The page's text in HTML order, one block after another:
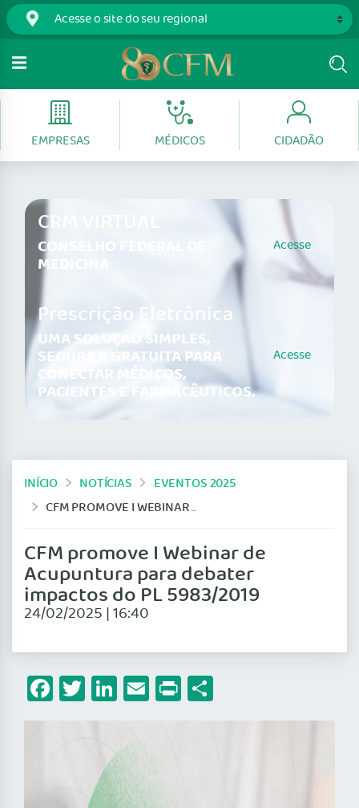
EMPRESAS MÉDICOS CIDADÃO
CRM VIRTUAL
CONSELHO FEDERAL DE
MEDICINA
Acesse
Prescrição Eletrônica
UMA SOLUÇÃO SIMPLES,
SEGURA E GRATUITA PARA
CONECTAR MÉDICOS,
PACIENTES E FARMACÊUTICOS.
Acesse
INÍCIO NOTÍCIAS
EVENTOS 2025
CFM PROMOVE I WEBINAR DE ACUPUNTURA PARA DEBATER IMPACTOS DO PL 5983/2019
CFM promove I Webinar de
Acupuntura para debater
impactos do PL 5983/2019
24/02/2025 | 16:40
Facebook
Twitter
LinkedIn
Email
Print